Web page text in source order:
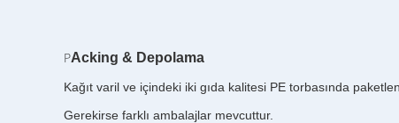
PAcking & Depolama
Kağıt varil ve içindeki iki gıda kalitesi PE torbasında
Gerekirse farklı ambalajlar mevcuttur.